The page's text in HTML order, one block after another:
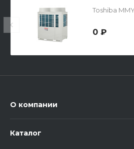
Toshiba
0 ₽
О компании
Каталог